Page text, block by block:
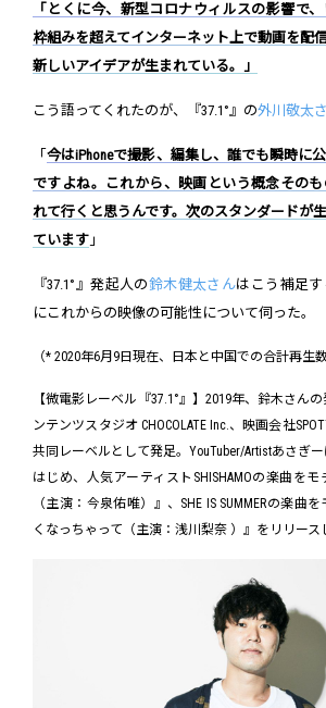
「とくに今、新型コロナウィルスの影響で
枠組みを超えてインターネット上で動画を配
新しいアイデアが生まれている。」
こう語ってくれたのが、『37.1°』の外川敬太
「今はiPhoneで撮影、編集し、誰でも瞬時に
ですよね。これから、映画という概念その
れて行くと思うんです。次のスタンダードが
ています 」
『37.1°』発起人の鈴木健太さんはこう補足
にこれからの映像の可能性について伺った。
（* 2020年6月9日現在、日本と中国での合計再生数
【微電影レーベル『37.1°』】2019年、鈴木さん
ンテンツスタジオ CHOCOLATE Inc.、映画会社
共同レーベルとして発足。YouTuber/Artistあさぎ
はじめ、人気アーティストSHISHAMOの楽曲を
（主演：今泉佑唯）』、SHE IS SUMMERの楽曲
くなっちゃって（主演：浅川梨奈 ）』をリリース